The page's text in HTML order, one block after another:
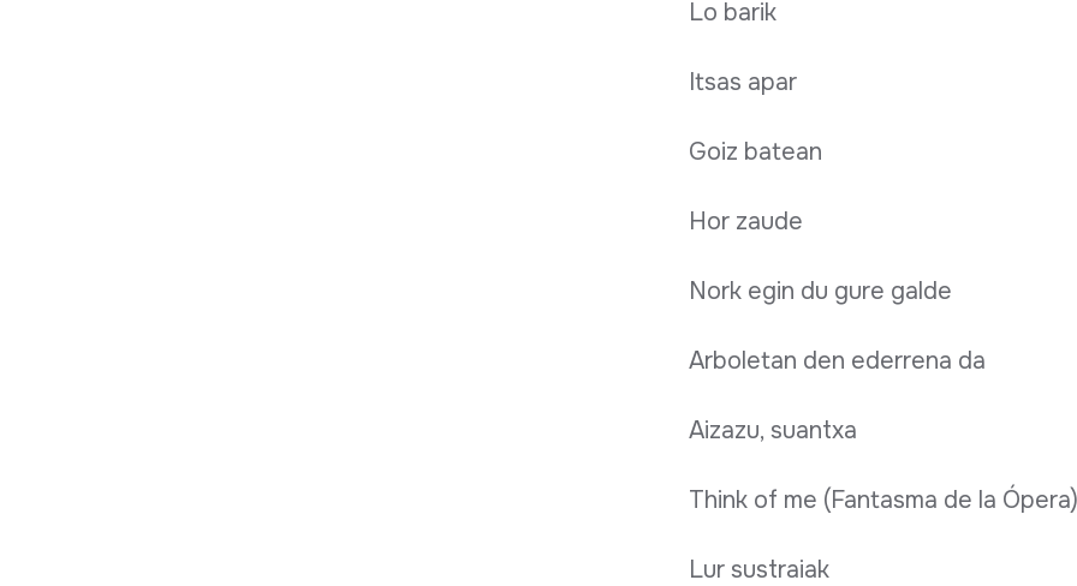
Lo barik
Itsas apar
Goiz batean
Hor zaude
Nork egin du gure galde
Arboletan den ederrena da
Aizazu, suantxa
Think of me (Fantasma de
Lur sustraiak